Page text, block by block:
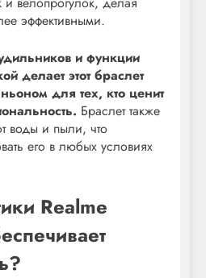
эффективными.
и функции
делает этот браслет
для тех, кто ценит
Браслет также
воды и пыли, что
его в любых условиях
Realme